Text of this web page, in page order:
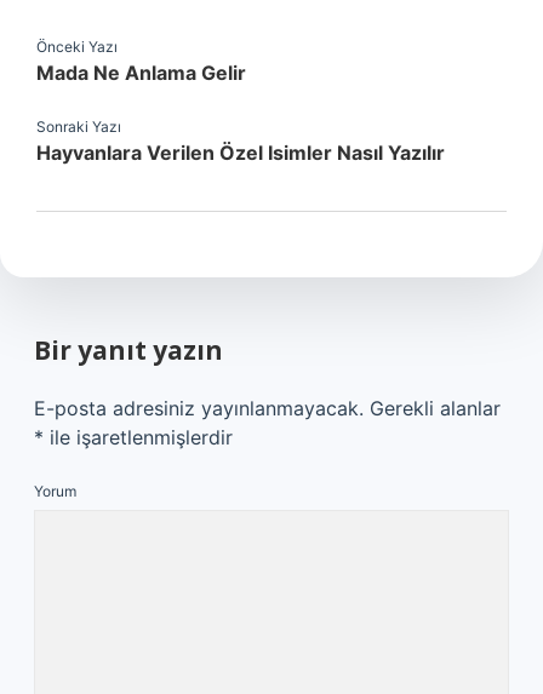
Önceki Yazı
Mada Ne Anlama Gelir
Sonraki Yazı
Hayvanlara Verilen Özel Isimler Nasıl Yazılır
Bir yanıt yazın
E-posta adresiniz yayınlanmayacak. Gerekli alanlar
* ile işaretlenmişlerdir
Yorum